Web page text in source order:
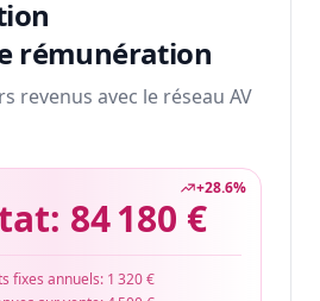
rémunération
revenus avec le réseau AV
+28.6%
84 180 €
fixes annuels: 1 320 €